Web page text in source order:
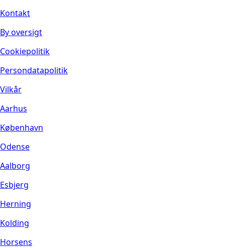
Kontakt
By oversigt
Cookiepolitik
Persondatapolitik
Vilkår
Aarhus
København
Odense
Aalborg
Esbjerg
Herning
Kolding
Horsens